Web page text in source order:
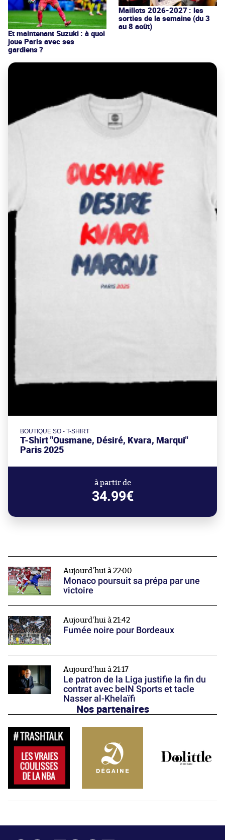
Et maintenant Suzuki : à quoi
joue Paris avec ses
gardiens ?
Maillots 2026-2027 : les
sorties de la semaine (du 3
au 8 août)
BOUTIQUE SO - T-SHIRT
T-Shirt "Ousmane, Désiré, Kvara, Marqui"
Paris 2025
à partir de
34.99€
Aujourd'hui à 22:00
Monaco poursuit sa prépa par une
victoire
Aujourd'hui à 21:42
Fumée noire pour Bordeaux
Aujourd'hui à 21:17
Le patron de la Liga justifie la fin du
contrat avec beIN Sports et tacle
Nasser al-Khelaïfi
Nos partenaires